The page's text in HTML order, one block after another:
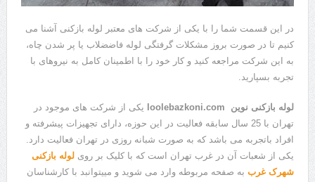
در این قسمت شما را با یکی از شرکت های معتبر لوله بازکنی آشنا می
کنیم تا در صورت بروز مشکلات گرفتگی لوله فاضضلاب یا پر شدن چاه،
به این شرکت مراجعه کنید و کار خود را با اطمینان کامل به نیروهای با
تجربه بسپارید.
لوله بازکنی نوین loolebazkoni.com یکی از شرکت های موجود در
تهران با 25 سال سابقه فعالیت در این حوزه، دارای تجهیزات پیشرفته و
افراد باتجربه می باشد که به صورت شبانه روزی در تهران فعالیت دارد.
یکی از شعبات آن در غرب تهران است که با کلیک بر روی لوله بازکنی
شهرک غرببه صفحه مربوطه وارد می شوید و مییتوانبد با کارشناسان